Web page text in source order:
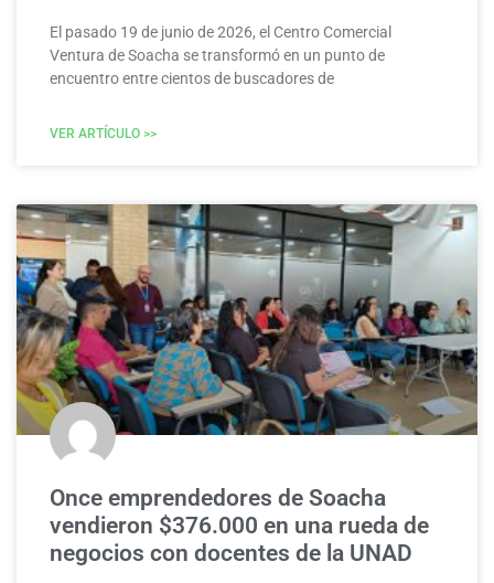
El pasado 19 de junio de 2026, el Centro Comercial
Ventura de Soacha se transformó en un punto de
encuentro entre cientos de buscadores de
VER ARTÍCULO >>
Once emprendedores de Soacha
vendieron $376.000 en una rueda de
negocios con docentes de la UNAD